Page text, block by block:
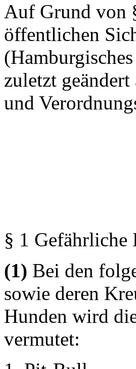
Auf Grund von
öffentlichen
zuletzt
und
§ 1 Gefährliche
(1) Bei den
sowie deren
Hunden wird
vermutet: